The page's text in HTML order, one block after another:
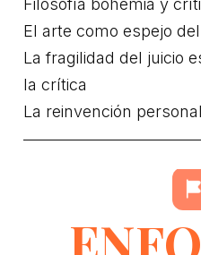
Filosofía bohemia y
El arte como espejo
La fragilidad del juicio
la crítica
La reinvención